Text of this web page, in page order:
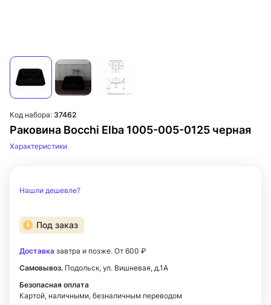
Раковина Bocchi Elba 1005-005-0125 черная
Код набора: 37462
Характеристики
Нашли дешевле?
Под заказ
Доставка завтра и позже. От 600 ₽
Самовывоз. Подольск, ул. Вишневая, д.1А
Безопасная оплата
Картой, наличными, безналичным переводом